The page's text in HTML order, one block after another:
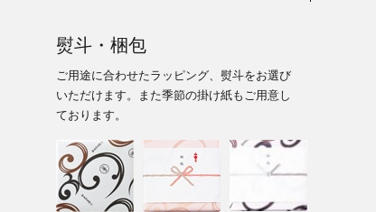
熨斗・梱包
ご用途に合わせたラッピング、熨斗をお選び
いただけます。また季節の掛け紙もご用意し
ております。